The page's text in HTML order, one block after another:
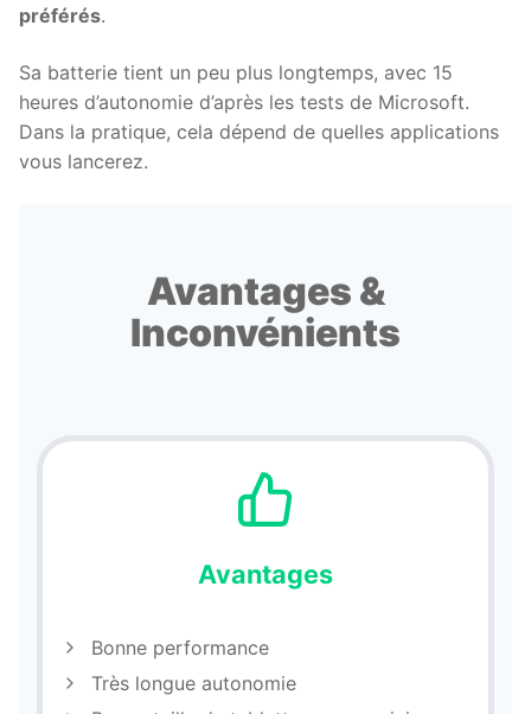
préférés.
Sa batterie tient un peu plus longtemps, avec 15
heures d’autonomie d’après les tests de Microsoft.
Dans la pratique, cela dépend de quelles applications
vous lancerez.
Avantages &
Inconvénients
Avantages
Bonne performance
Très longue autonomie